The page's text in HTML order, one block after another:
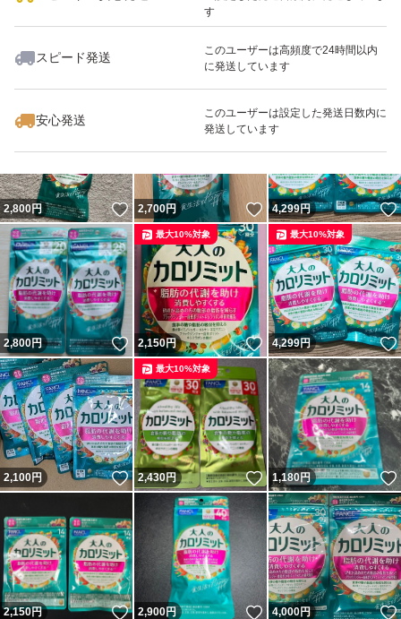
す
スピード発送
このユーザーは高頻度で24時間以内
に発送しています
安心発送
このユーザーは設定した発送日数内に
発送しています
いいね！
2,239
2,800円 いいね！
2,700円 いいね！
4,299円
2,800円 いいね！
2,150円 いいね！
最大10%対象
4,299円
最大10%対象
2,100円 いいね！
2,430円 いいね！
最大10%対象
1,180円
2,150円 いいね！
2,900円 いいね！
4,000円